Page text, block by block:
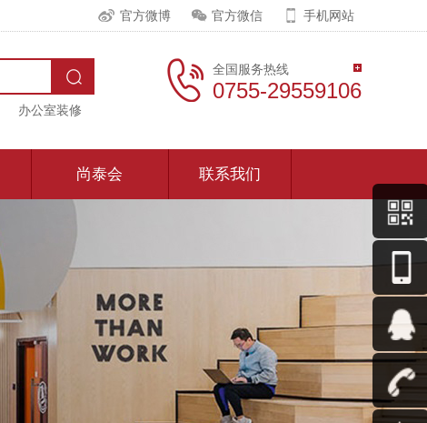
官方微博 官方微信 手机网站
办公室装修
全国服务热线
0755-29559106
尚泰会 联系我们